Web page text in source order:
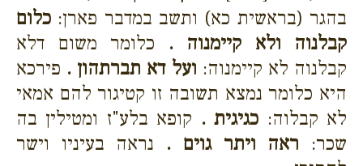
בהגר (בראשית כא) ותשב במדבר פארן: כלום
קבלנוה ולא קיימנוה . כלומר משום דלא
קבלנוה לא קיימנוה: ועל דא תברתהון . פירכא
היא כלומר נמצא תשובה זו קטיגור להם אמאי
לא קבלוה: כגיגית . קופא בלע"ז ומטילין בה
שכר: ראה ויתר גוים . נראה בעיניו וישר